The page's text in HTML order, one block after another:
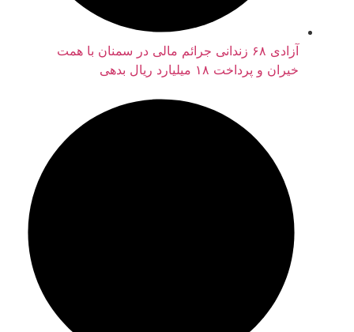
آزادی ۶۸ زندانی جرائم مالی در سمنان با همت
خیران و پرداخت ۱۸ میلیارد ریال بدهی